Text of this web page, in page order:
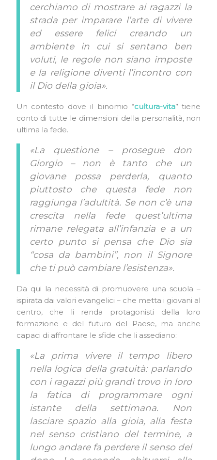
cerchiamo di mostrare ai ragazzi la
strada per imparare l’arte di vivere
ed essere felici creando un
ambiente in cui si sentano ben
voluti, le regole non siano imposte
e la religione diventi l’incontro con
il Dio della gioia».
Un contesto dove il binomio “cultura-vita” tiene
conto di tutte le dimensioni della personalità, non
ultima la fede.
«La questione – prosegue don
Giorgio – non è tanto che un
giovane possa perderla, quanto
piuttosto che questa fede non
raggiunga l’adultità. Se non c’è una
crescita nella fede quest’ultima
rimane relegata all’infanzia e a un
certo punto si pensa che Dio sia
“cosa da bambini”, non il Signore
che ti può cambiare l’esistenza».
Da qui la necessità di promuovere una scuola –
ispirata dai valori evangelici – che metta i giovani al
centro, che li renda protagonisti della loro
formazione e del futuro del Paese, ma anche
capaci di affrontare le sfide che li assediano:
«La prima vivere il tempo libero
nella logica della gratuità: parlando
con i ragazzi più grandi trovo in loro
la fatica di programmare ogni
istante della settimana. Non
lasciare spazio alla gioia, alla festa
nel senso cristiano del termine, a
lungo andare fa perdere il senso del